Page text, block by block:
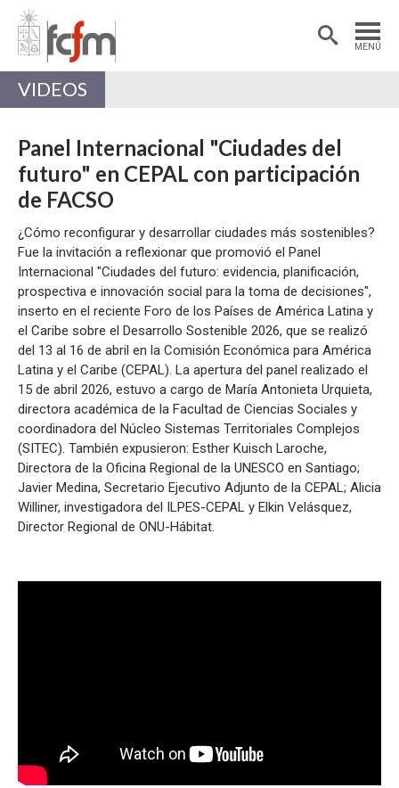
MENÚ
Estudiantes
Académicas/os
VIDEOS
Panel Internacional "Ciudades del
futuro" en CEPAL con participación
de FACSO
¿Cómo reconfigurar y desarrollar ciudades más sostenibles?
Fue la invitación a reflexionar que promovió el Panel
Internacional "Ciudades del futuro: evidencia, planificación,
prospectiva e innovación social para la toma de decisiones",
inserto en el reciente Foro de los Países de América Latina y
el Caribe sobre el Desarrollo Sostenible 2026, que se realizó
del 13 al 16 de abril en la Comisión Económica para América
Latina y el Caribe (CEPAL). La apertura del panel realizado el
15 de abril 2026, estuvo a cargo de María Antonieta Urquieta,
directora académica de la Facultad de Ciencias Sociales y
coordinadora del Núcleo Sistemas Territoriales Complejos
(SITEC). También expusieron: Esther Kuisch Laroche,
Directora de la Oficina Regional de la UNESCO en Santiago;
Javier Medina, Secretario Ejecutivo Adjunto de la CEPAL; Alicia
Williner, investigadora del ILPES-CEPAL y Elkin Velásquez,
Director Regional de ONU-Hábitat.